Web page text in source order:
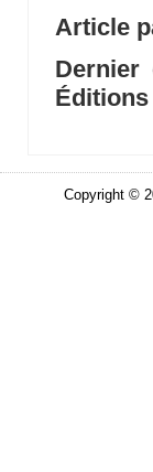
Article
Dernier
Copyright ©